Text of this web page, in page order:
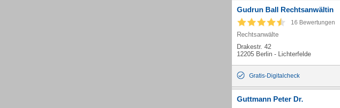
Gudrun Ball Rechtsanwältin
16 Bewertungen
Rechtsanwälte
Drakestr. 42
12205 Berlin - Lichterfelde
Gratis-Digitalcheck
Guttmann Peter Dr.